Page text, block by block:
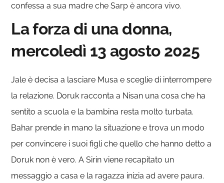
confessa a sua madre che Sarp è ancora vivo.
La forza di una donna,
mercoledì 13 agosto 2025
Jale è decisa a lasciare Musa e sceglie di interrompere
la relazione. Doruk racconta a Nisan una cosa che ha
sentito a scuola e la bambina resta molto turbata.
Bahar prende in mano la situazione e trova un modo
per convincere i suoi figli che quello che hanno detto a
Doruk non è vero. A Sirin viene recapitato un
messaggio a casa e la ragazza inizia ad avere paura.